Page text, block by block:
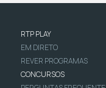
RTP PLAY
EM DIRETO
REVER PROGRAMAS
CONCURSOS